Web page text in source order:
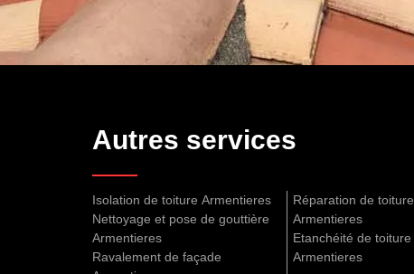
Autres services
Isolation de toiture Armentieres
Nettoyage et pose de gouttière
Armentieres
Ravalement de façade
Réparation de toiture
Armentieres
Etanchéité de toiture
Armentieres